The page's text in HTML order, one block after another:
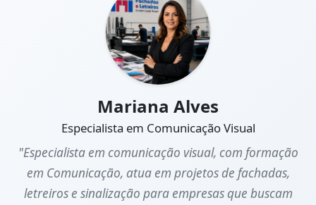
Mariana Alves
Especialista em Comunicação Visual
"Especialista em comunicação visual, com formação
em Comunicação, atua em projetos de fachadas,
letreiros e sinalização para empresas que buscam